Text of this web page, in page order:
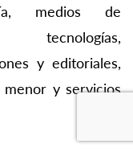
medios de
tecnologías,
y editoriales,
y servicios